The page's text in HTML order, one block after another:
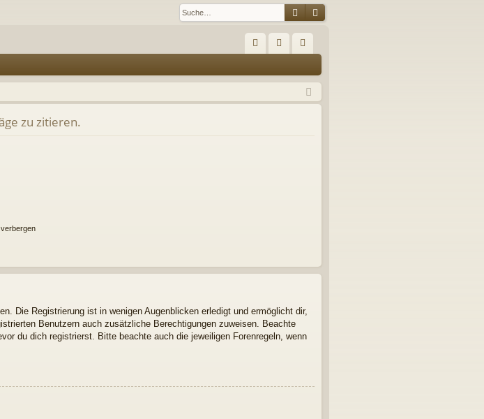
SucheErweiterte Suche
Q m
el
ist
rie
zu zitieren.
Die Registrierung ist in wenigen Augenblicken erledigt und ermöglicht dir,
Benutzern auch zusätzliche Berechtigungen zuweisen. Beachte
du dich registrierst. Bitte beachte auch die jeweiligen Forenregeln, wenn